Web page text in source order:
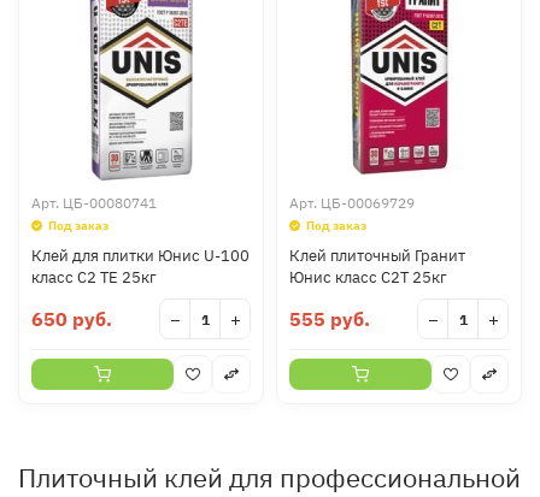
Арт. ЦБ-00080741
Под заказ
Клей для плитки Юнис U-100
класс С2 ТЕ 25кг
650 руб. − +
Арт. ЦБ-00069729
Под заказ
Клей плиточный Гранит
Юнис класс С2Т 25кг
555 руб. − +
Плиточный клей для профессиональной